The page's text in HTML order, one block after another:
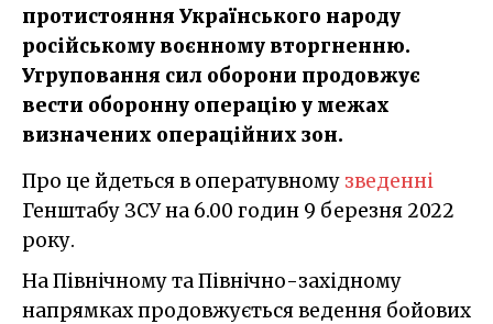
протистояння Українського народу
російському воєнному вторгненню.
Угруповання сил оборони продовжує
вести оборонну операцію у межах
визначених операційних зон.
Про це йдеться в оператувному зведенні
Генштабу ЗСУ на 6.00 годин 9 березня 2022
року.
На Північному та Північно-західному
напрямках продовжується ведення бойових